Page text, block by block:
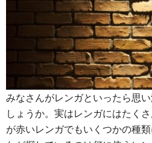
みなさんがレンガといったら思
しょうか。実はレンガにはたく
が赤いレンガでもいくつかの種